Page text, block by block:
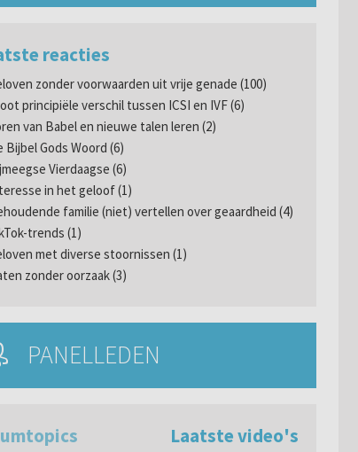
reacties
zonder voorwaarden uit vrije genade (100)
principiële verschil tussen ICSI en IVF (6)
van Babel en nieuwe talen leren (2)
Bijbel Gods Woord (6)
Vierdaagse (6)
in het geloof (1)
familie (niet) vertellen over geaardheid (4)
trends (1)
met diverse stoornissen (1)
zonder oorzaak (3)
PANELLEDEN
Laatste video's